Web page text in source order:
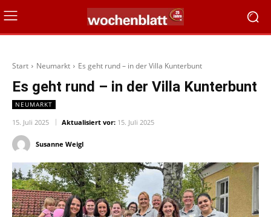
Start Neumarkt Es geht rund – in der Villa Kunterbunt
Es geht rund – in der Villa Kunterbunt
NEUMARKT
15. Juli 2025 Aktualisiert vor: 15. Juli 2025
Susanne Weigl